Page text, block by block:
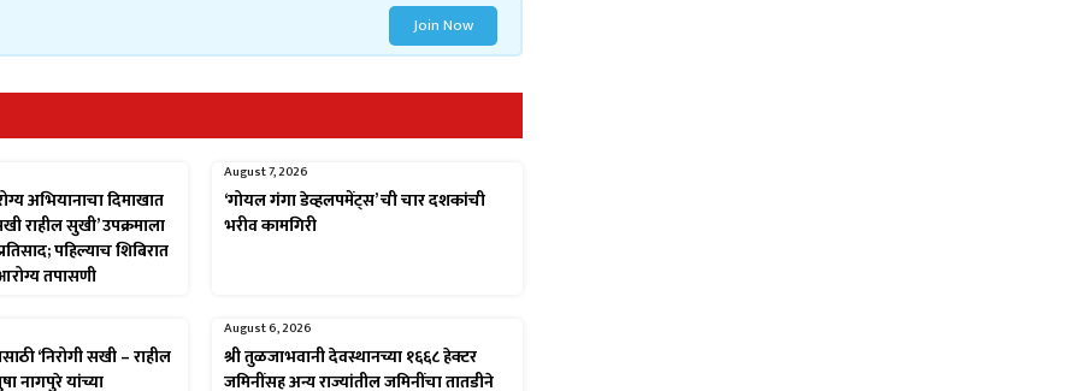
Join Now
अभियानाचा दिमाखात
राहील सुखी’ उपक्रमाला
पहिल्याच शिबिरात
तपासणी
August 7, 2026
‘गोयल गंगा डेव्हलपमेंट्स’ ची चार दशकांची
भरीव कामगिरी
‘निरोगी सखी – राहील
नागपुरे यांच्या
August 6, 2026
श्री तुळजाभवानी देवस्थानच्या १६६८ हेक्टर
जमिनींसह अन्य राज्यांतील जमिनींचा तातडीने